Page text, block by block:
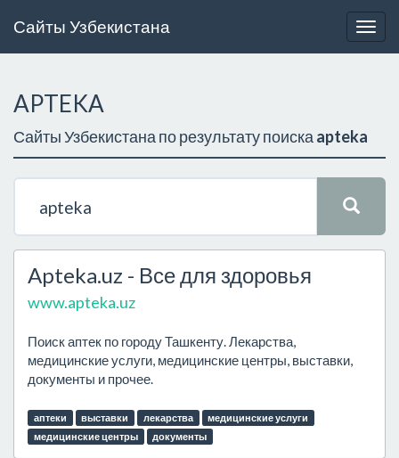
Сайты Узбекистана
APTEKA
Сайты Узбекистана по результату поиска apteka
Apteka.uz - Все для здоровья
www.apteka.uz
Поиск аптек по городу Ташкенту. Лекарства,
медицинские услуги, медицинские центры, выставки,
документы и прочее.
аптеки выставки лекарства
медицинские услуги
медицинские центры
документы